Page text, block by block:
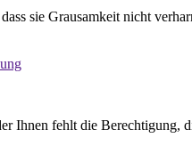
sie Grausamkeit nicht
Ihnen fehlt die Berechtigung,